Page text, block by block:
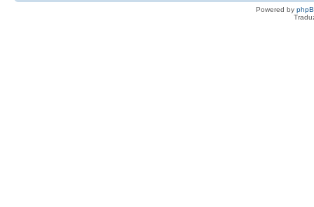
Powered by